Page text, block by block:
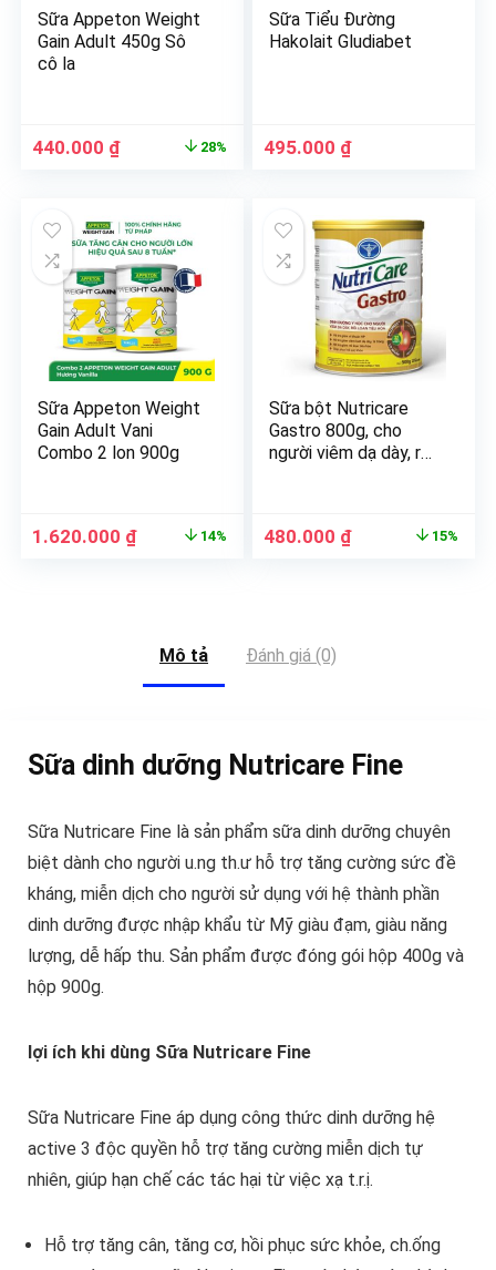
Sữa Appeton Weight
Gain Adult 450g Sô
cô la
440.000 ₫ 28%
Sữa Tiểu Đường
Hakolait Gludiabet
495.000 ₫
Sữa Appeton Weight
Gain Adult Vani
Combo 2 lon 900g
1.620.000 ₫ 14%
Sữa bột Nutricare
Gastro 800g, cho
người viêm dạ dày, rối
480.000 ₫ 15%
Mô tả Đánh giá (0)
Sữa dinh dưỡng Nutricare Fine
Sữa Nutricare Fine là sản phẩm sữa dinh dưỡng chuyên
biệt dành cho người u.ng th.ư hỗ trợ tăng cường sức đề
kháng, miễn dịch cho người sử dụng với hệ thành phần
dinh dưỡng được nhập khẩu từ Mỹ giàu đạm, giàu năng
lượng, dễ hấp thu. Sản phẩm được đóng gói hộp 400g và
hộp 900g.
lợi ích khi dùng Sữa Nutricare Fine
Sữa Nutricare Fine áp dụng công thức dinh dưỡng hệ
active 3 độc quyền hỗ trợ tăng cường miễn dịch tự
nhiên, giúp hạn chế các tác hại từ việc xạ t.r.ị.
Hỗ trợ tăng cân, tăng cơ, hồi phục sức khỏe, ch.ống